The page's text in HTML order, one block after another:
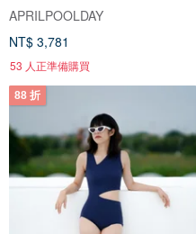
APRILPOOLDAY
NT$ 3,781
53 人正準備購買
88 折